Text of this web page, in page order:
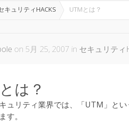
キュリティHACKS UTMとは？
on 5月 25, 2007 in セキュリティ
は？
ュリティ業界では、「UTM」と
す。